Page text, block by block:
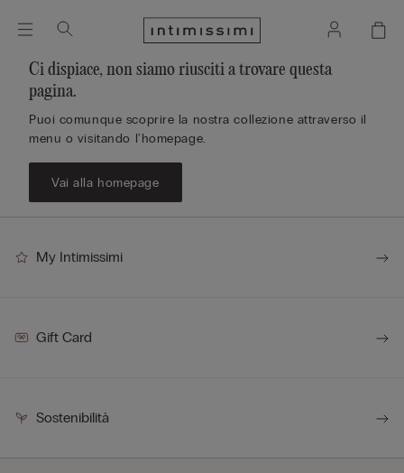
Ci dispiace, non siamo riusciti a trovare questa
pagina.
Puoi comunque scoprire la nostra collezione attraverso il
menu o visitando l'homepage.
Vai alla homepage
My Intimissimi
Gift Card
Sostenibilità